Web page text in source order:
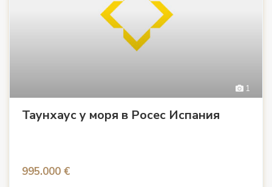
1
Таунхаус у моря в Росес Испания
995.000 €